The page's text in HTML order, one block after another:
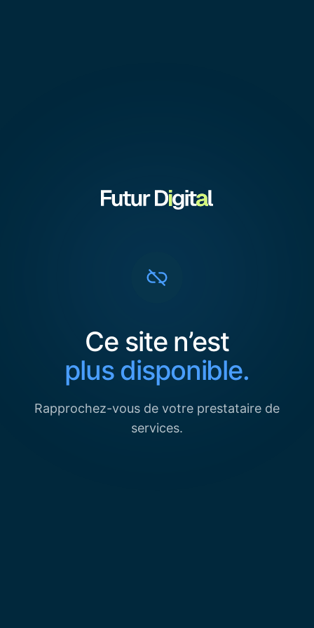
Ce site n’est
plus disponible.
Rapprochez-vous de votre prestataire de
services.